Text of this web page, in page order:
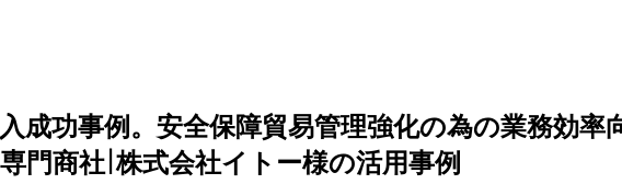
成功事例。安全保障貿易管理強化の為の業務効率
門商社|株式会社イトー様の活用事例